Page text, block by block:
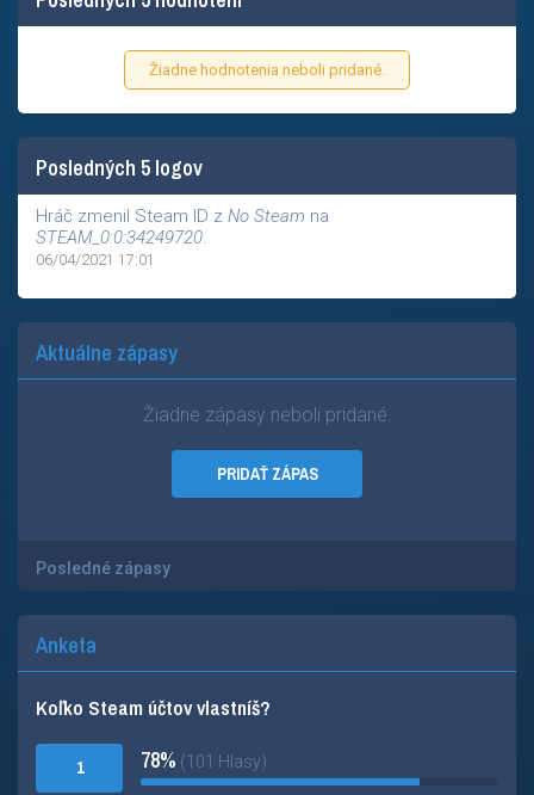
Žiadne hodnotenia neboli pridané.
Posledných 5 logov
Hráč zmenil Steam ID z No Steam na
STEAM_0:0:34249720.
06/04/2021 17:01
Aktuálne zápasy
Žiadne zápasy neboli pridané.
PRIDAŤ ZÁPAS
Posledné zápasy
Anketa
Koľko Steam účtov vlastníš?
1 78% (101 Hlasy)